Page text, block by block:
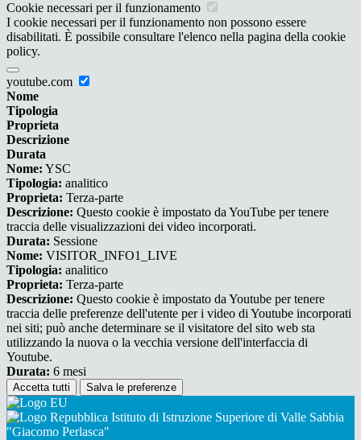
Cookie necessari per il funzionamento
I cookie necessari per il funzionamento non possono essere
disabilitati. È possibile consultare l'elenco nella pagina della cookie
policy.
youtube.com
Nome
Tipologia
Proprieta
Descrizione
Durata
Nome: YSC
Tipologia: analitico
Proprieta: Terza-parte
Descrizione: Questo cookie è impostato da YouTube per tenere
traccia delle visualizzazioni dei video incorporati.
Durata: Sessione
Nome: VISITOR_INFO1_LIVE
Tipologia: analitico
Proprieta: Terza-parte
Descrizione: Questo cookie è impostato da Youtube per tenere
traccia delle preferenze dell'utente per i video di Youtube incorporati
nei siti; può anche determinare se il visitatore del sito web sta
utilizzando la nuova o la vecchia versione dell'interfaccia di
Youtube.
Durata: 6 mesi
Accetta tutti Salva le preferenze
Istituto di Istruzione Superiore di Valle Sabbia
"Giacomo Perlasca"